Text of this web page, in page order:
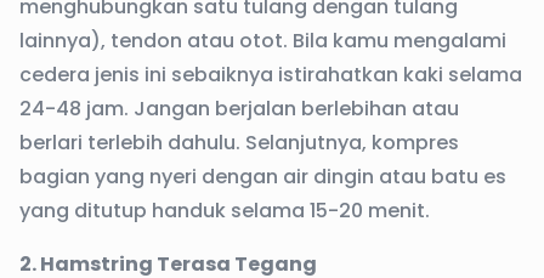
menghubungkan satu tulang dengan tulang
lainnya), tendon atau otot. Bila kamu mengalami
cedera jenis ini sebaiknya istirahatkan kaki selama
24-48 jam. Jangan berjalan berlebihan atau
berlari terlebih dahulu. Selanjutnya, kompres
bagian yang nyeri dengan air dingin atau batu es
yang ditutup handuk selama 15-20 menit.
2. Hamstring Terasa Tegang